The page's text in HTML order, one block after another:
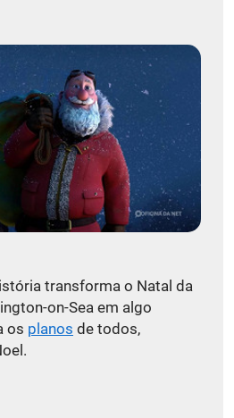
transforma o Natal da
on-Sea em algo
os planos de todos,